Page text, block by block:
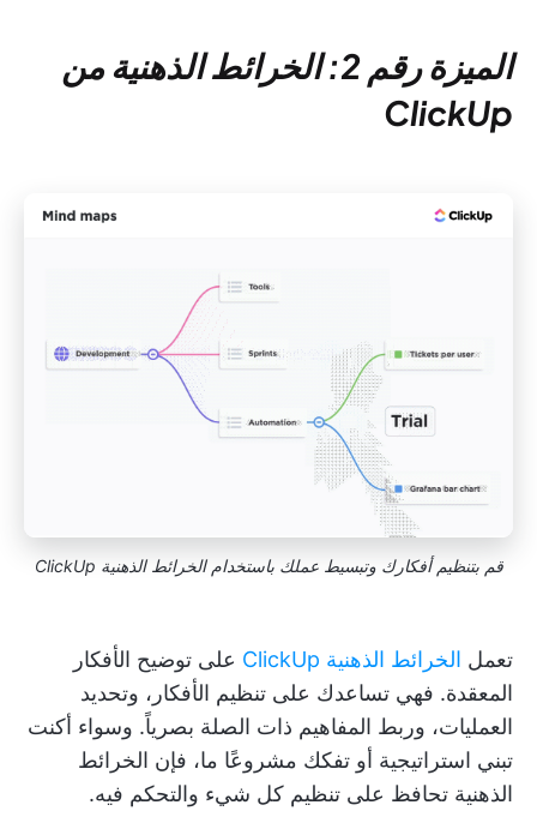
الميزة رقم 2: الخرائط الذهنية من
ClickUp
قم بتنظيم أفكارك وتبسيط عملك باستخدام الخرائط الذهنية ClickUp
تعمل الخرائط الذهنية ClickUp
على توضيح الأفكار
المعقدة. فهي تساعدك على تنظيم الأفكار، وتحديد
العمليات، وربط المفاهيم ذات الصلة بصرياً. وسواء أكنت
تبني استراتيجية أو تفكك مشروعًا ما، فإن الخرائط
الذهنية تحافظ على تنظيم كل شيء والتحكم فيه.